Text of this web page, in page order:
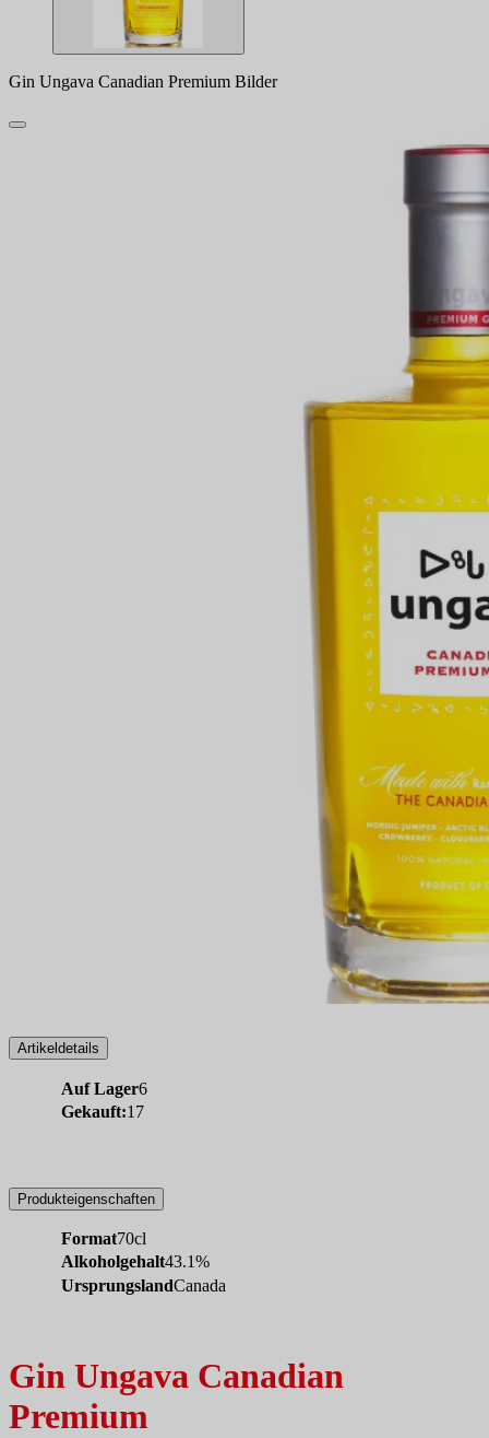
Gin Ungava Canadian Premium Bilder
Artikeldetails
Auf Lager6
Gekauft:17
Produkteigenschaften
Format70cl
Alkoholgehalt43.1%
UrsprungslandCanada
Gin Ungava Canadian
Premium